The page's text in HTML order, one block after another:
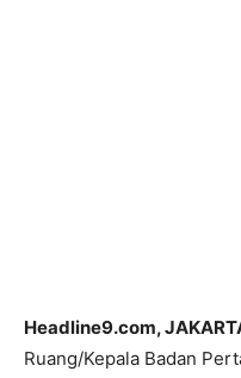
Headline9.com,
Ruang/Kepala Badan